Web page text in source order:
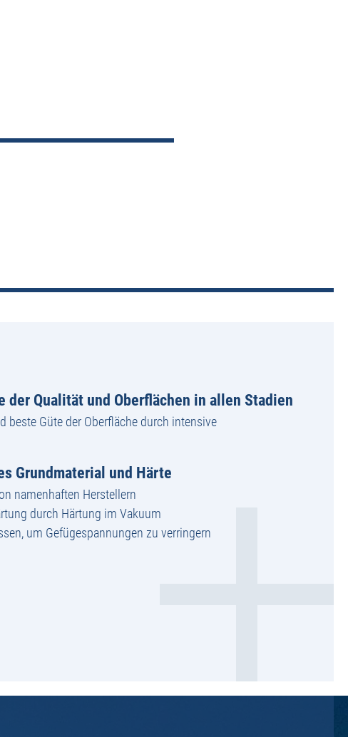
der Qualität und Oberflächen in allen Stadien
beste Güte der Oberfläche durch intensive
Grundmaterial und Härte
namenhaften Herstellern
durch Härtung im Vakuum
um Gefügespannungen zu verringern